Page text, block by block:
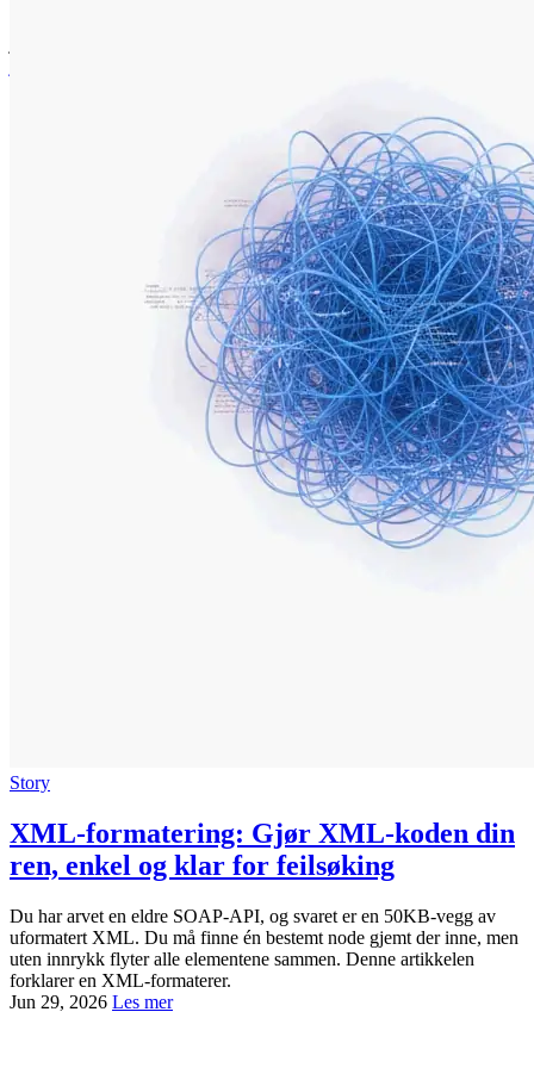
Story
XML-formatering: Gjør XML-koden din
ren, enkel og klar for feilsøking
Du har arvet en eldre SOAP-API, og svaret er en 50KB-vegg av
uformatert XML. Du må finne én bestemt node gjemt der inne, men
uten innrykk flyter alle elementene sammen. Denne artikkelen
forklarer en XML-formaterer.
Jun 29, 2026 Les mer